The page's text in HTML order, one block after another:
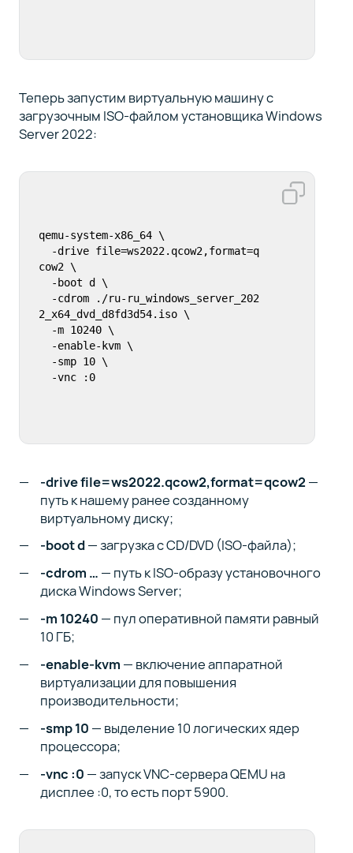
Теперь запустим виртуальную машину с
загрузочным ISO-файлом установщика Windows
Server 2022:
qemu-system-x86_64 \
cow2 \
2_x64_dvd_d8fd3d54.iso \
  -vnc :0
-drive file=ws2022.qcow2,format=qcow2—
путь к нашему ранее созданному
виртуальному диску;
-boot d— загрузка с CD/DVD (ISO-файла);
-cdrom … — путь к ISO-образу установочного
диска Windows Server;
-m 10240 — пул оперативной памяти равный
10 ГБ;
-enable-kvm — включение аппаратной
виртуализации для повышения
производительности;
-smp 10 — выделение 10 логических ядер
процессора;
-vnc :0 — запуск VNC-сервера QEMU на
дисплее :0, то есть порт 5900.